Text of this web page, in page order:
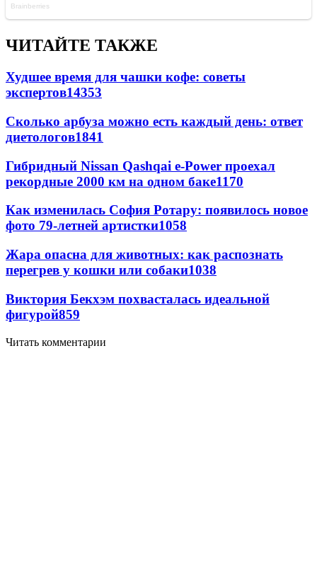
ЧИТАЙТЕ ТАКЖЕ
Худшее время для чашки кофе: советы
экспертов14353
Сколько арбуза можно есть каждый день: ответ
диетологов1841
Гибридный Nissan Qashqai e-Power проехал
рекордные 2000 км на одном баке1170
Как изменилась София Ротару: появилось новое
фото 79-летней артистки1058
Жара опасна для животных: как распознать
перегрев у кошки или собаки1038
Виктория Бекхэм похвасталась идеальной
фигурой859
Читать комментарии